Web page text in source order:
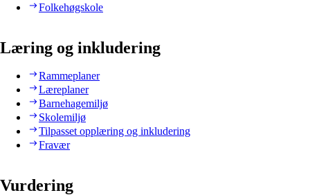
Folkehøgskole
Læring og inkludering
Rammeplaner
Læreplaner
Barnehagemiljø
Skolemiljø
Tilpasset opplæring og inkludering
Fravær
Vurdering